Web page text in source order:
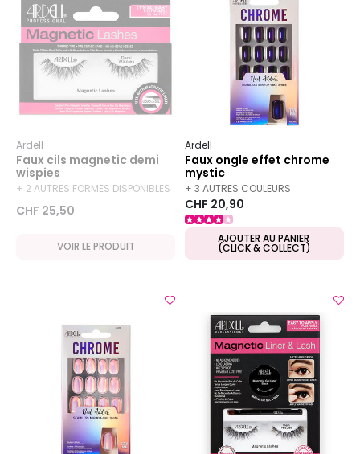
Ardell
Faux cils magnetic demi
wispies
+ 2 AUTRES FORMES DISPONIBLES
CHF 25,50
VOIR LE PRODUIT
Ardell
Faux ongle effet chrome
mystic
+ 3 AUTRES COULEURS
DISPONIBLES
CHF 20,90
AJOUTER AU PANIER
(CLICK & COLLECT)